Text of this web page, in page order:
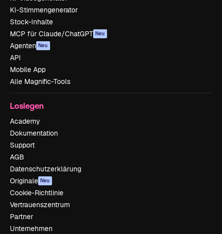
KI-Stimmengenerator
Stock-Inhalte
MCP für Claude/ChatGPT Neu
Agenten Neu
API
Mobile App
Alle Magnific-Tools
Loslegen
Academy
Dokumentation
Support
AGB
Datenschutzerklärung
Originale Neu
Cookie-Richtlinie
Vertrauenszentrum
Partner
Unternehmen